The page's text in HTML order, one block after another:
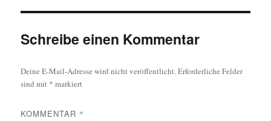
Schreibe einen Kommentar
Deine E-Mail-Adresse wird nicht veröffentlicht.Erforderliche Felder
sind mit * markiert
KOMMENTAR *